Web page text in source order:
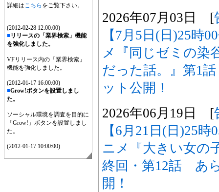
詳細はこちら をご覧下さい。
(2012-02-28 12:00:00)
■リリースの「業界検索」機能
を強化しました。
VFリリース内の「業界検索」
機能を強化しました。
(2012-01-17 16:00:00)
■Grow!ボタンを設置しまし
た。
ソーシャル環境を調査を目的に
「Grow!」ボタンを設置しまし
た。
(2012-01-17 10:00:00)
2026年07月03日 [
【7月5日(日)25時
メ『同じゼミの染
だった話。』第1
ット公開！
2026年06月19日 [
【6月21日(日)25
ニメ『大きい女の
終回・第12話 あ
開！